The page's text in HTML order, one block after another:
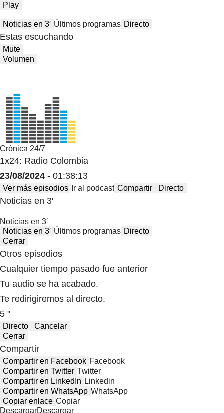
Play
Noticias en 3′ Últimos programas Directo
Estas escuchando
Mute
Volumen
Crónica 24/7
1x24: Radio Colombia
23/08/2024 - 01:38:13
Ver más episodios Ir al podcast Compartir Directo
Noticias en 3′
Noticias en 3′
Noticias en 3′ Últimos programas Directo
Cerrar
Otros episodios
Cualquier tiempo pasado fue anterior
Tu audio se ha acabado.
Te redirigiremos al directo.
5 "
Directo
Cancelar
Cerrar
Compartir
Compartir en Facebook Facebook
Compartir en Twitter Twitter
Compartir en LinkedIn Linkedin
Compartir en WhatsApp WhatsApp
Copiar enlace Copiar
DescargarDescargar